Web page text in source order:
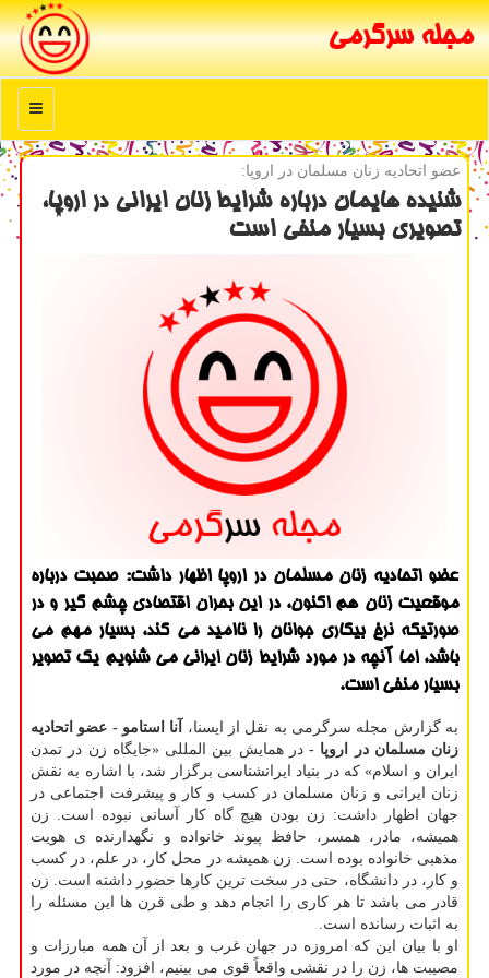
مجله سرگرمی
منو
عضو اتحادیه زنان مسلمان در اروپا:
شنیده هایمان درباره شرایط زنان ایرانی در اروپا،
تصویری بسیار منفی است
عضو اتحادیه زنان مسلمان در اروپا اظهار داشت: صحبت درباره
موقعیت زنان هم اكنون، در این بحران اقتصادی چشم گیر و در
صورتیكه نرخ بیكاری جوانان را ناامید می كند، بسیار مهم می
باشد، اما آنچه در مورد شرایط زنان ایرانی می شنویم یك تصویر
بسیار منفی است.
به گزارش مجله سرگرمی به نقل از ایسنا،
آنا استامو - عضو اتحادیه
زنان مسلمان در اروپا -در همایش بین المللی «جایگاه زن در تمدن
ایران و اسلام» که در بنیاد ایرانشناسی برگزار شد، با اشاره به نقش
زنان ایرانی و زنان مسلمان در کسب و کار و پیشرفت اجتماعی در
جهان اظهار داشت: زن بودن هیچ گاه کار آسانی نبوده است. زن
همیشه، مادر، همسر، حافظ پیوند خانواده و نگهدارنده ی هویت
مذهبی خانواده بوده است. زن همیشه در محل کار، در علم، در کسب
و کار، در دانشگاه، حتی در سخت ترین کارها حضور داشته است. زن
قادر می باشد تا هر کاری را انجام دهد و طی قرن ها این مسئله را
به اثبات رسانده است.
او با بیان این که امروزه در جهان غرب و بعد از آن همه مبارزات و
مصیبت ها، زن را در نقشی واقعاً قوی می بینیم، افزود: آنچه در مورد